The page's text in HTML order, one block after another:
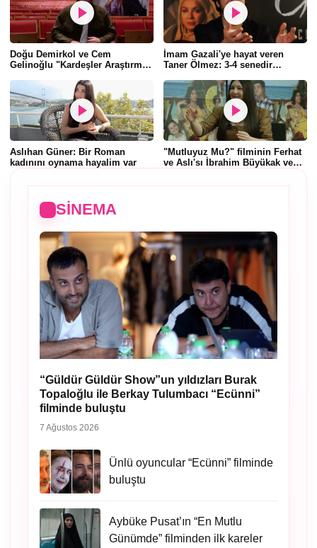
Doğu Demirkol ve Cem
Gelinoğlu "Kardeşler Araştırma"
İmam Gazali'ye hayat veren
Taner Ölmez: 3-4 senedir
gelsin şükrediyorum
Aslıhan Güner: Bir Roman
kadınını oynama hayalim var
"Mutluyuz Mu?" filminin Ferhat
ve Aslı'sı İbrahim Büyükak ve
anlattı
SINEMA
“Güldür Güldür Show”un yıldızları Burak
Topaloğlu ile Berkay Tulumbacı “Ecünni”
filminde buluştu
7 Ağustos 2026
Ünlü oyuncular “Ecünni” filminde
buluştu
Aybüke Pusat’ın “En Mutlu
Günümde” filminden ilk kareler